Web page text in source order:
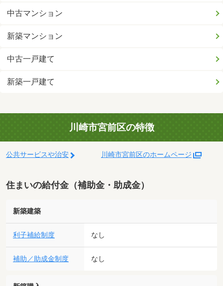
中古マンション
新築マンション
中古一戸建て
新築一戸建て
川崎市宮前区の特徴
公共サービスや治安 川崎市宮前区のホームページ
住まいの給付金（補助金・助成金）
新築建築
利子補給制度 なし
補助／助成金制度 なし